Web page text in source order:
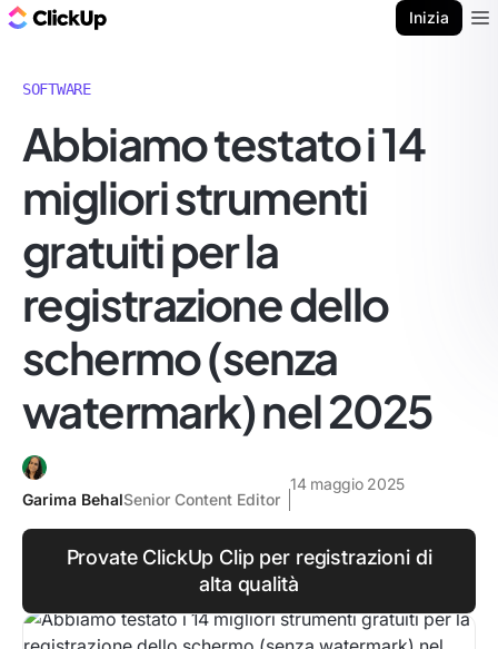
Inizia
SOFTWARE
Abbiamo testato i 14
migliori strumenti
gratuiti per la
registrazione dello
schermo (senza
watermark) nel 2025
Garima BehalSenior Content Editor
14 maggio 2025
Provate ClickUp Clip per registrazioni di
alta qualità